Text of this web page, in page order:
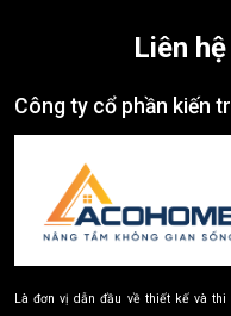
Liên
Công ty cổ phần kiến
Là đơn vị dẫn đầu về thiết kế và thi